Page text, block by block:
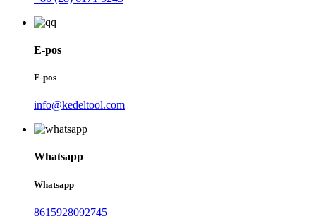
E-pos
E-pos
info@kedeltool.com
Whatsapp
Whatsapp
8615928092745